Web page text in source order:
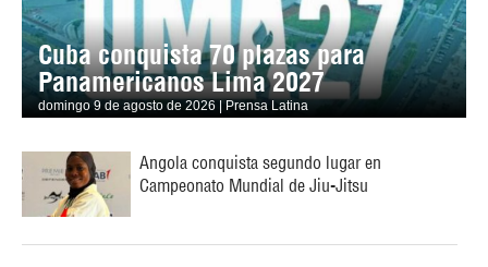
Cuba conquista 70 plazas para
Panamericanos Lima 2027
domingo 9 de agosto de 2026 | Prensa Latina
Angola conquista segundo lugar en
Campeonato Mundial de Jiu-Jitsu